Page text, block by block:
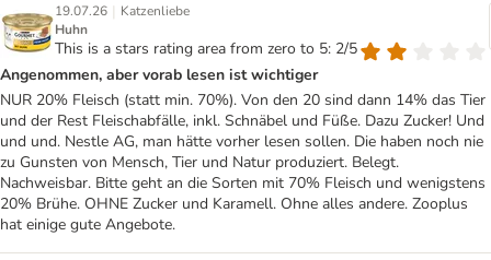
19.07.26 | Katzenliebe
Huhn
This is a stars rating area from zero to 5: 2/5
Angenommen, aber vorab lesen ist wichtiger
NUR 20% Fleisch (statt min. 70%). Von den 20 sind dann 14% das Tier
und der Rest Fleischabfälle, inkl. Schnäbel und Füße. Dazu Zucker! Und
und und. Nestle AG, man hätte vorher lesen sollen. Die haben noch nie
zu Gunsten von Mensch, Tier und Natur produziert. Belegt.
Nachweisbar. Bitte geht an die Sorten mit 70% Fleisch und wenigstens
20% Brühe. OHNE Zucker und Karamell. Ohne alles andere. Zooplus
hat einige gute Angebote.